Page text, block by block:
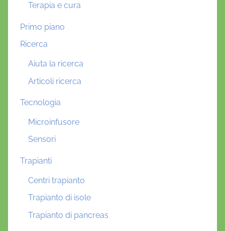
Terapia e cura
Primo piano
Ricerca
Aiuta la ricerca
Articoli ricerca
Tecnologia
Microinfusore
Sensori
Trapianti
Centri trapianto
Trapianto di isole
Trapianto di pancreas